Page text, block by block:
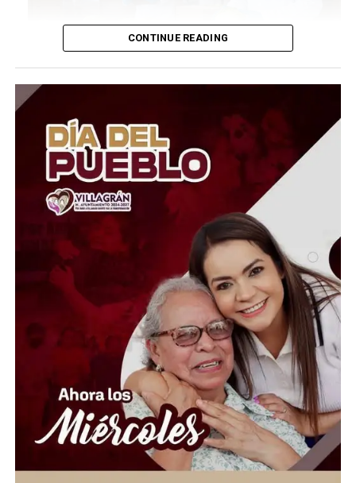
Aunque la FDA mantiene abierta la investigación y
continúa analizando la posible relación entre el brote de
ciclosporiasis y productos distribuidos por Taylor Farms
México, reconoció que la prueba que señalaba
directamente a la lechuga de Guanajuato no fue
La rectificación representa un alivio para los
productores agrícolas del estado, quienes habían sido
señalados como el posible origen del brote que afectó a
miles de personas en Estados Unidos. La investigación
continúa para determinar con certeza de dónde provino
la contaminación.
CONTINUE READING